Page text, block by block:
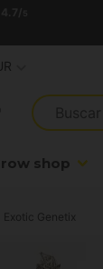
shop
Exotic Genetix